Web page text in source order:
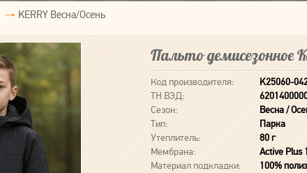
KERRY Весна/Осень
Пальто демисезонное
Код производителя:
K25060-
ТН ВЭД:
Сезон:
Весна /
Тип:
Парка
Утеплитель:
80 г
Мембрана:
Active Plus
Материал подкладки:
100%